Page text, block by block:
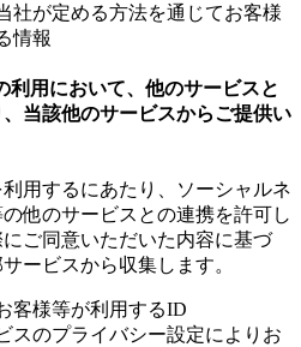
社が定める方法を通じてお客様
情報
利用において、他のサービスと
当該他のサービスからご提供い
用するにあたり、ソーシャルネ
他のサービスとの連携を許可し
ご同意いただいた内容に基づ
ービスから収集します。
客様等が利用するID
スのプライバシー設定によりお